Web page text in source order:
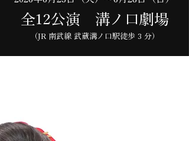
全12公演 溝ノ口劇場
（JR 南武線 武蔵溝ノ口駅徒歩 3 分）